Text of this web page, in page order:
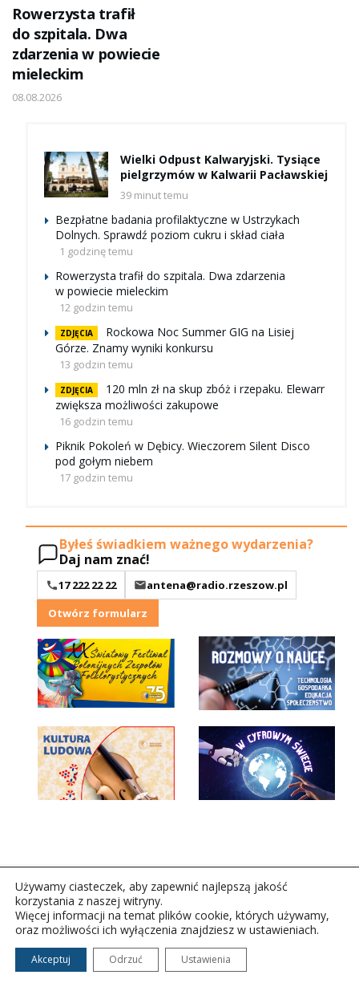
Rowerzysta trafił
do szpitala. Dwa
zdarzenia w powiecie
mieleckim
08.08.2026
Wielki Odpust Kalwaryjski. Tysiące
pielgrzymów w Kalwarii Pacławskiej
39 minut temu
Bezpłatne badania profilaktyczne w Ustrzykach
Dolnych. Sprawdź poziom cukru i skład ciała
1 godzinę temu
Rowerzysta trafił do szpitala. Dwa zdarzenia
w powiecie mieleckim
12 godzin temu
ZDJĘCIA
Rockowa Noc Summer GIG na Lisiej
Górze. Znamy wyniki konkursu
13 godzin temu
ZDJĘCIA
120 mln zł na skup zbóż i rzepaku. Elewarr
zwiększa możliwości zakupowe
16 godzin temu
Piknik Pokoleń w Dębicy. Wieczorem Silent Disco
pod gołym niebem
17 godzin temu
Byłeś świadkiem ważnego wydarzenia?
Daj nam znać!
17 222 22 22
antena@radio.rzeszow.pl
Otwórz formularz
Copyright © 2026Polskie Radio Rzeszów S.A. w likwidacj.
Wszelkie prawa zastrzeżone.
Używamy ciasteczek, aby zapewnić najlepszą jakość
korzystania z naszej witryny.
Więcej informacji na temat plików cookie, których używamy,
oraz możliwości ich wyłączenia znajdziesz w ustawieniach.
Akceptuj Odrzuć Ustawienia